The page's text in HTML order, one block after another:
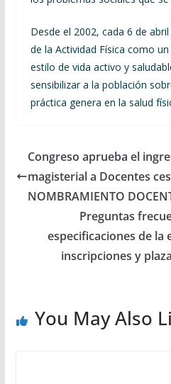
Desde el 2002, cada 6 de
de la Actividad Física como
estilo de vida activo y
sensibilizar a la población
práctica genera en la salud
Congreso aprueba el
magisterial a Docentes
NOMBRAMIENTO
Preguntas
especificaciones de la
inscripciones y
You May Also